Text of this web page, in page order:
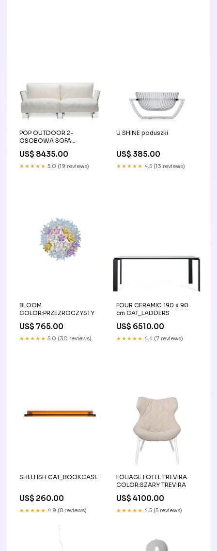
POP OUTDOOR 2-
OSOBOWA SOFA
MACRO_ACCESSORIES
US$ 8435.00
★★★★★ 5.0 (19 reviews)
U SHINE poduszki
US$ 385.00
★★★★★ 4.5 (13 reviews)
BLOOM
COLOR:PRZEZROCZYSTY
US$ 765.00
★★★★★ 5.0 (30 reviews)
FOUR CERAMIC 190 x 90
cm CAT_LADDERS
US$ 6510.00
★★★★★ 4.4 (7 reviews)
SHELFISH CAT_BOOKCASE
US$ 260.00
★★★★★ 4.9 (8 reviews)
FOLIAGE FOTEL TREVIRA
COLOR:SZARY TREVIRA
US$ 4100.00
★★★★★ 4.5 (5 reviews)